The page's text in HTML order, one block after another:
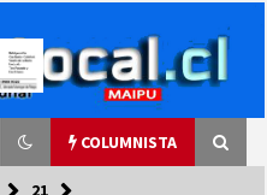
COLUMNISTA
21